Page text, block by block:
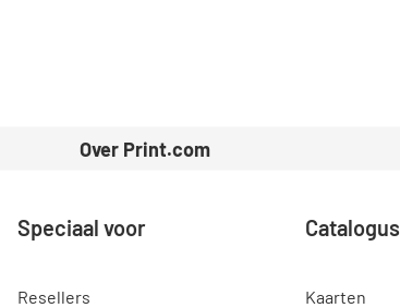
Over Print.com
Speciaal voor
Resellers
Catalogus
Kaarten